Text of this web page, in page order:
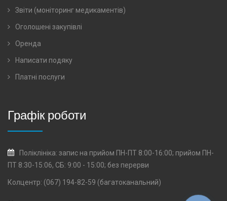
Звіти (моніторинг медикаментів)
Оголошені закупівлі
Оренда
Написати подяку
Платні послуги
Графік роботи
Поліклініка: запис на прийом ПН-ПТ 8:00-16:00; прийом ПН-
ПТ 8:30-15:06, СБ: 9:00 - 15:00; без перерви
Колцентр: (067) 194-82-59 (багатоканальний)